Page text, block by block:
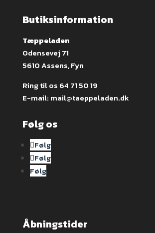
Butiksinformation
Tæppeladen
Odensevej 71
5610 Assens, Fyn
Ring til os 64 71 50 19
E-mail: mail@taeppeladen.dk
Følg os
Følg
Følg
Følg
Åbningstider